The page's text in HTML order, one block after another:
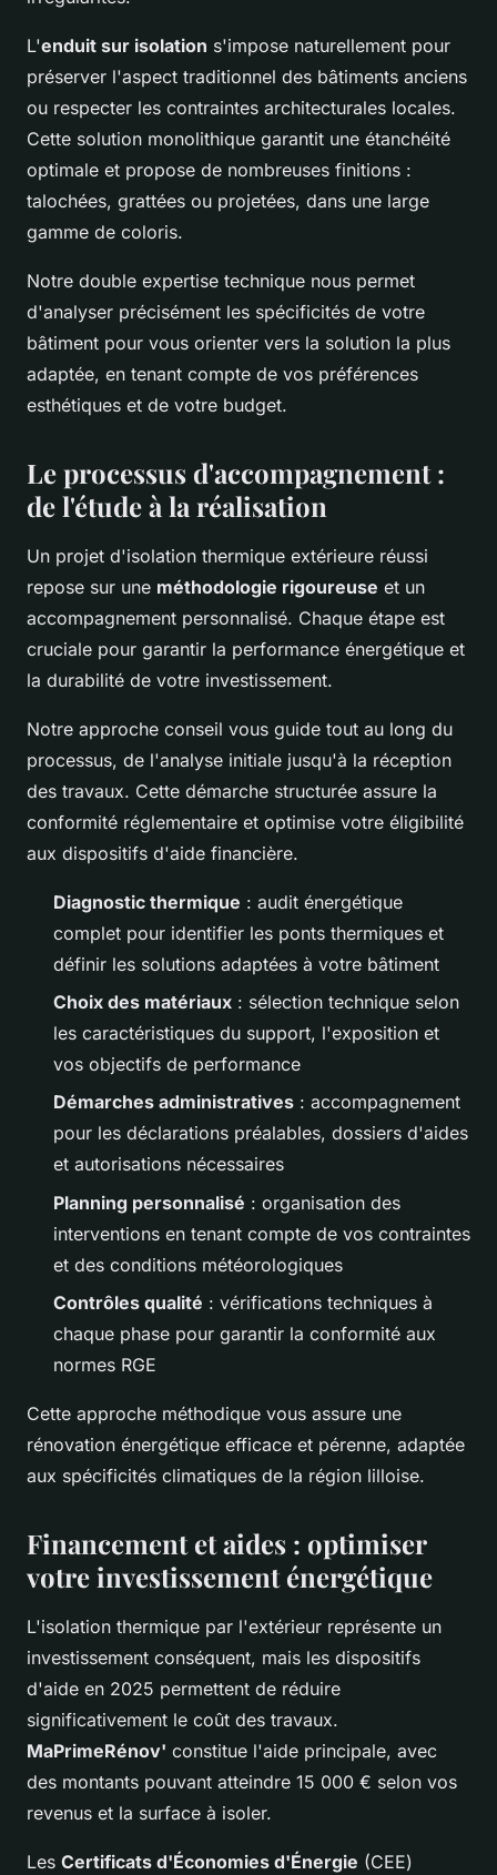
L'enduit sur isolation s'impose naturellement pour
préserver l'aspect traditionnel des bâtiments anciens
ou respecter les contraintes architecturales locales.
Cette solution monolithique garantit une étanchéité
optimale et propose de nombreuses finitions :
talochées, grattées ou projetées, dans une large
gamme de coloris.
Notre double expertise technique nous permet
d'analyser précisément les spécificités de votre
bâtiment pour vous orienter vers la solution la plus
adaptée, en tenant compte de vos préférences
esthétiques et de votre budget.
Le processus d'accompagnement :
de l'étude à la réalisation
Un projet d'isolation thermique extérieure réussi
repose sur une méthodologie rigoureuse et un
accompagnement personnalisé. Chaque étape est
cruciale pour garantir la performance énergétique et
la durabilité de votre investissement.
Notre approche conseil vous guide tout au long du
processus, de l'analyse initiale jusqu'à la réception
des travaux. Cette démarche structurée assure la
conformité réglementaire et optimise votre éligibilité
aux dispositifs d'aide financière.
Diagnostic thermique : audit énergétique
complet pour identifier les ponts thermiques et
définir les solutions adaptées à votre bâtiment
Choix des matériaux : sélection technique selon
les caractéristiques du support, l'exposition et
vos objectifs de performance
Démarches administratives : accompagnement
pour les déclarations préalables, dossiers d'aides
et autorisations nécessaires
Planning personnalisé : organisation des
interventions en tenant compte de vos contraintes
et des conditions météorologiques
Contrôles qualité : vérifications techniques à
chaque phase pour garantir la conformité aux
normes RGE
Cette approche méthodique vous assure une
rénovation énergétique efficace et pérenne, adaptée
aux spécificités climatiques de la région lilloise.
Financement et aides : optimiser
votre investissement énergétique
L'isolation thermique par l'extérieur représente un
investissement conséquent, mais les dispositifs
d'aide en 2025 permettent de réduire
significativement le coût des travaux.
MaPrimeRénov' constitue l'aide principale, avec
des montants pouvant atteindre 15 000 € selon vos
revenus et la surface à isoler.
Les Certificats d'Économies d'Énergie (CEE)